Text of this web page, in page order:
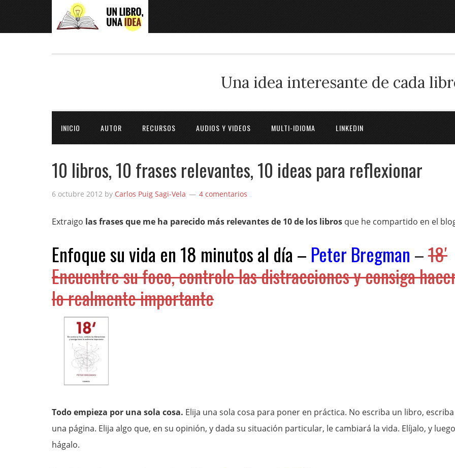
Una idea interesante de cada
INICIO AUTOR RECURSOS AUDIOS Y VIDEOS MULTI-IDIOMA LINKEDIN
10 libros, 10 frases relevantes, 10 ideas para reflexionar
6 octubre 2012 by Carlos Puig Sagi-Vela 4 comentarios
Extraigo las frases que me ha parecido más relevantes de 10 de los libros que he compartido en el
Enfoque su vida en 18 minutos al día – Peter Bregman –18′
Encuentre su foco, controle las distracciones y consiga
lo realmente importante
Todo empieza por una sola cosa. Elija una sola cosa para poner en práctica. No escriba un libro, escriba
una página. Elija algo que, en su opinión, y dada su situación particular, le cambiará la vida. Elíjalo, y luego
hágalo.